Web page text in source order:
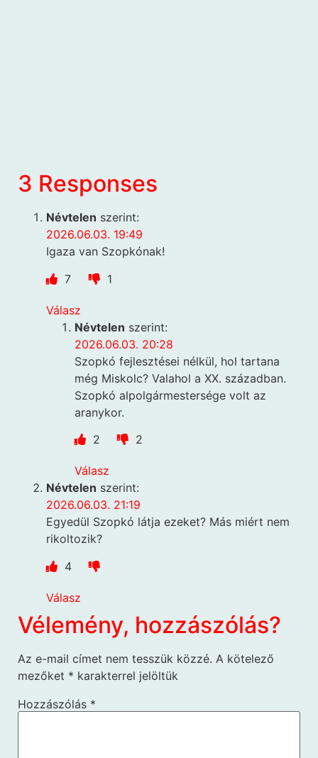
3 Responses
Névtelen szerint:
2026.06.03. 19:49
Igaza van Szopkónak!
7
1
Válasz
Névtelen szerint:
2026.06.03. 20:28
Szopkó fejlesztései nélkül, hol tartana
még Miskolc? Valahol a XX. században.
Szopkó alpolgármestersége volt az
aranykor.
2
2
Válasz
Névtelen szerint:
2026.06.03. 21:19
Egyedül Szopkó látja ezeket? Más miért nem
rikoltozik?
4
Válasz
Vélemény, hozzászólás?
Az e-mail címet nem tesszük közzé. A kötelező
mezőket * karakterrel jelöltük
Hozzászólás *